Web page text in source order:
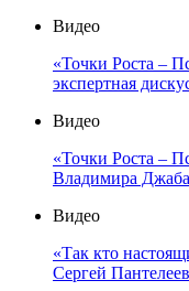
Видео
«Точки Роста –
экспертная
Видео
«Точки Роста –
Владимира
Видео
«Так кто
Сергей Пантелеев